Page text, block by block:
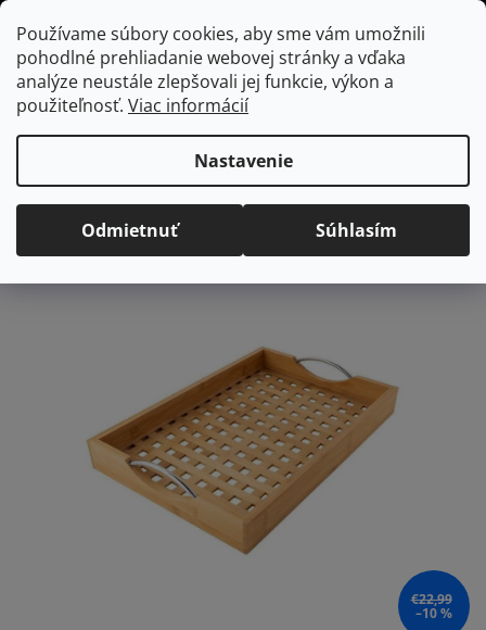
Používame súbory cookies, aby sme vám umožnili
pohodlné prehliadanie webovej stránky a vďaka
analýze neustále zlepšovali jej funkcie, výkon a
použiteľnosť. Viac informácií
Nastavenie
Odmietnuť Súhlasím
Prejsť
na
obsah
Hľadať
Domov
/ Vybavenie do jedálne / Stolovanie / Podnosy a tácky
FLORINA Bambou drevený podnos, 43 cm
FLORINA Bambou drevený
podnos, 43 cm
Priemerné
hodnotenie
Neohodnotené
Podrobnosti hodnotenia
€22,99
–10 %